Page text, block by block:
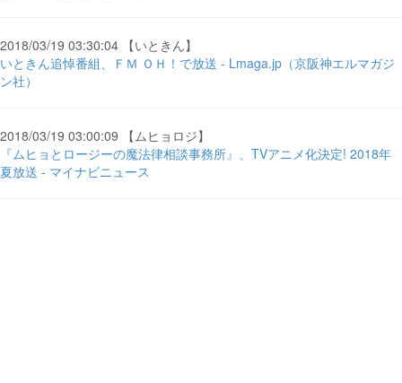
2018/03/19 03:30:04 【いときん】
いときん追悼番組、ＦＭ ＯＨ！で放送 - Lmaga.jp（京阪神エルマガジ
ン社）
2018/03/19 03:00:09 【ムヒョロジ】
『ムヒョとロージーの魔法律相談事務所』、TVアニメ化決定! 2018年
夏放送 - マイナビニュース